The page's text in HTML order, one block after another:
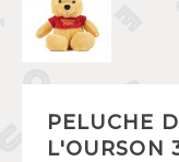
PELUCHE
L'OURSON